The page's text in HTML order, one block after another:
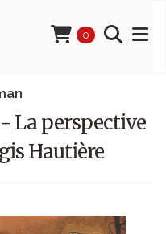
0
La perspective
Hautière